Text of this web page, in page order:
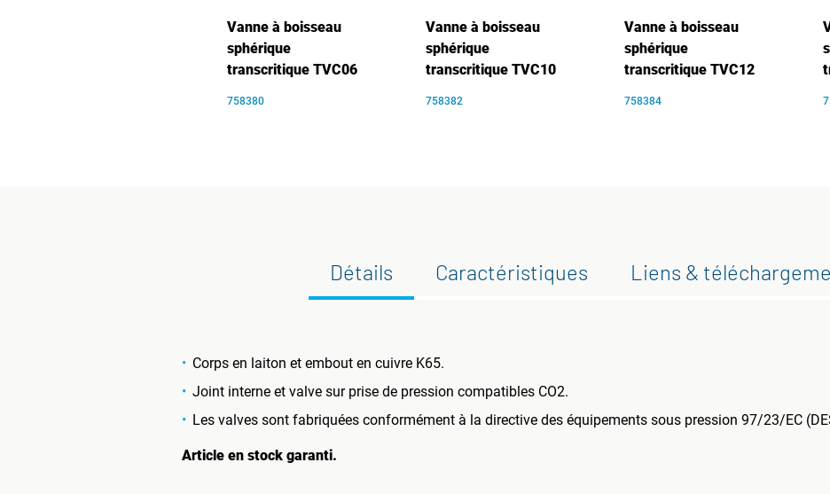
Vanne à boisseau
sphérique
transcritique TVC06
758380
Vanne à boisseau
sphérique
transcritique TVC10
758382
Vanne à boisseau
sphérique
transcritique TVC12
758384
Détails Caractéristiques Liens &
Corps en laiton et embout en cuivre K65.
Joint interne et valve sur prise de pression compatibles CO2.
Les valves sont fabriquées conformément à la directive des équipements sous pression 97/23/EC
Article en stock garanti.